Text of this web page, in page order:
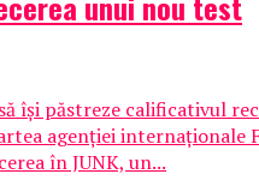
își păstreze calificativul
agenției internaționale
în JUNK, un...